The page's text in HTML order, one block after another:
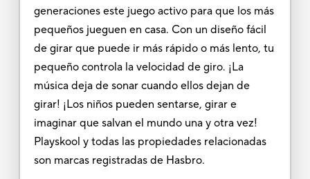
generaciones este juego activo para que los más
pequeños jueguen en casa. Con un diseño fácil
de girar que puede ir más rápido o más lento, tu
pequeño controla la velocidad de giro. ¡La
música deja de sonar cuando ellos dejan de
girar! ¡Los niños pueden sentarse, girar e
imaginar que salvan el mundo una y otra vez!
Playskool y todas las propiedades relacionadas
son marcas registradas de Hasbro.